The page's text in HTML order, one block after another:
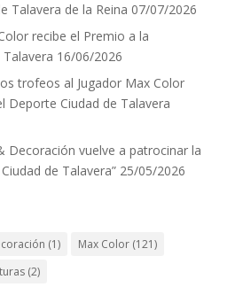
Talavera de la Reina 07/07/2026
recibe el Premio a la
16/06/2026
trofeos al Jugador Max Color
Deporte Ciudad de Talavera
Decoración vuelve a patrocinar la
de Talavera” 25/05/2026
(1) Max Color(121)
(2)